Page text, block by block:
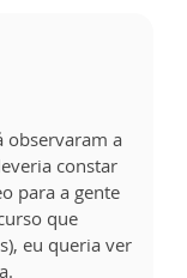
observaram a
constar
para a gente
que
eu queria ver